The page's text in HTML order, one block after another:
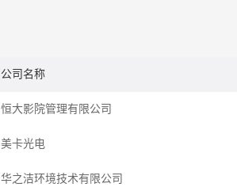
公司名称
恒大影院管理有限公司
美卡光电
华之洁环境技术有限公司